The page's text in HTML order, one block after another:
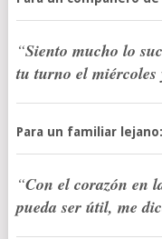
“Siento mucho lo
tu turno el miércoles
Para un familiar lejano:
“Con el corazón en
pueda ser útil, me